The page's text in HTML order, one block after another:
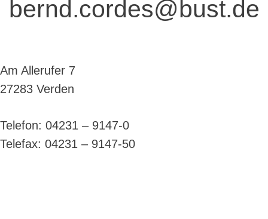
bernd.cordes@bust.de
Am Allerufer 7
27283 Verden
Telefon: 04231 – 9147-0
Telefax: 04231 – 9147-50